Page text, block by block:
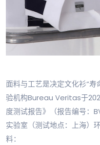
面料与工艺是决定文化衫“
验机构Bureau Veritas于
度测试报告》（报告编号
实验室（测试地点：上海）
料：